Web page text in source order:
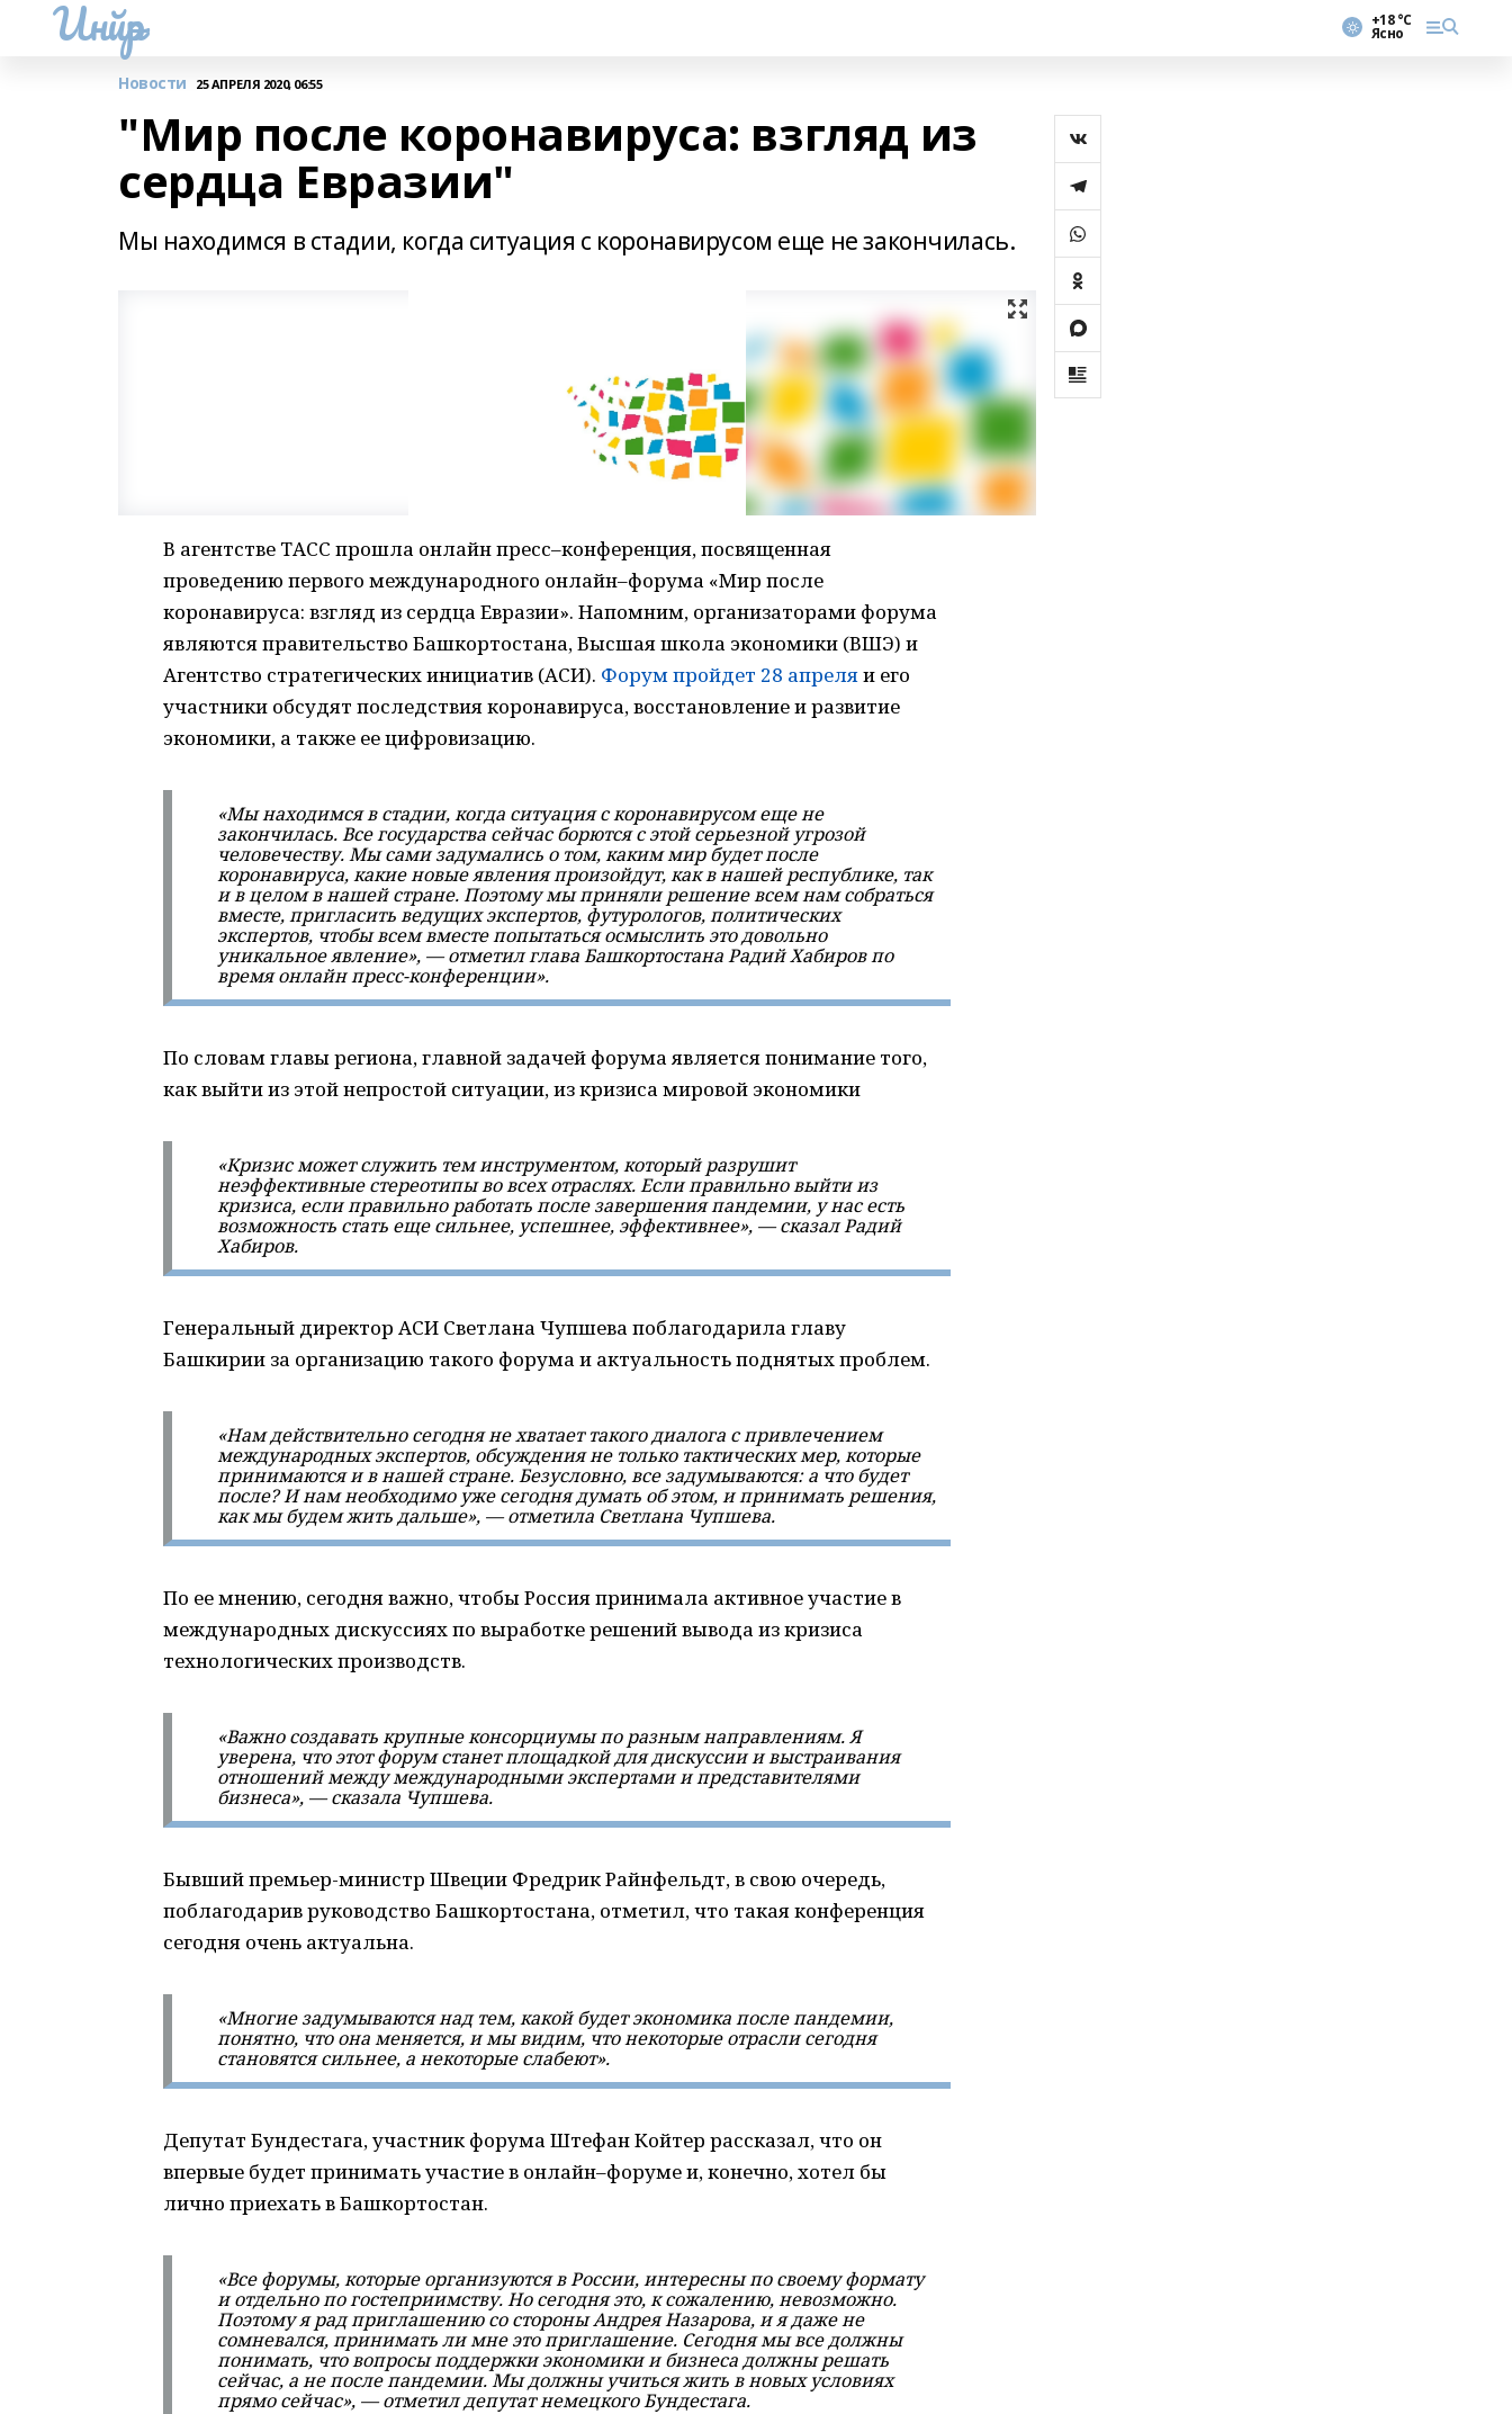
Инйәр +18 °С
Ясно
Новости 25 АПРЕЛЯ 2020, 06:55
"Мир после коронавируса: взгляд из
сердца Евразии"
Мы находимся в стадии, когда ситуация с коронавирусом еще не закончилась.
В агентстве ТАСС прошла онлайн пресс–конференция, посвященная
проведению первого международного онлайн–форума «Мир после
коронавируса: взгляд из сердца Евразии». Напомним, организаторами форума
являются правительство Башкортостана, Высшая школа экономики (ВШЭ) и
Агентство стратегических инициатив (АСИ). Форум пройдет 28 апреляи его
участники обсудят последствия коронавируса, восстановление и развитие
экономики, а также ее цифровизацию.
«Мы находимся в стадии, когда ситуация с коронавирусом еще не
закончилась. Все государства сейчас борются с этой серьезной угрозой
человечеству. Мы сами задумались о том, каким мир будет после
коронавируса, какие новые явления произойдут, как в нашей республике, так
и в целом в нашей стране. Поэтому мы приняли решение всем нам собраться
вместе, пригласить ведущих экспертов, футурологов, политических
экспертов, чтобы всем вместе попытаться осмыслить это довольно
уникальное явление», — отметил глава Башкортостана Радий Хабиров по
время онлайн пресс-конференции».
По словам главы региона, главной задачей форума является понимание того,
как выйти из этой непростой ситуации, из кризиса мировой экономики
«Кризис может служить тем инструментом, который разрушит
неэффективные стереотипы во всех отраслях. Если правильно выйти из
кризиса, если правильно работать после завершения пандемии, у нас есть
возможность стать еще сильнее, успешнее, эффективнее», — сказал Радий
Хабиров.
Генеральный директор АСИ Светлана Чупшева поблагодарила главу
Башкирии за организацию такого форума и актуальность поднятых проблем.
«Нам действительно сегодня не хватает такого диалога с привлечением
международных экспертов, обсуждения не только тактических мер, которые
принимаются и в нашей стране. Безусловно, все задумываются: а что будет
после? И нам необходимо уже сегодня думать об этом, и принимать решения,
как мы будем жить дальше», — отметила Светлана Чупшева.
По ее мнению, сегодня важно, чтобы Россия принимала активное участие в
международных дискуссиях по выработке решений вывода из кризиса
технологических производств.
«Важно создавать крупные консорциумы по разным направлениям. Я
уверена, что этот форум станет площадкой для дискуссии и выстраивания
отношений между международными экспертами и представителями
бизнеса», — сказала Чупшева.
Бывший премьер-министр Швеции Фредрик Райнфельдт, в свою очередь,
поблагодарив руководство Башкортостана, отметил, что такая конференция
сегодня очень актуальна.
«Многие задумываются над тем, какой будет экономика после пандемии,
понятно, что она меняется, и мы видим, что некоторые отрасли сегодня
становятся сильнее, а некоторые слабеют».
Депутат Бундестага, участник форума Штефан Койтер рассказал, что он
впервые будет принимать участие в онлайн–форуме и, конечно, хотел бы
лично приехать в Башкортостан.
«Все форумы, которые организуются в России, интересны по своему формату
и отдельно по гостеприимству. Но сегодня это, к сожалению, невозможно.
Поэтому я рад приглашению со стороны Андрея Назарова, и я даже не
сомневался, принимать ли мне это приглашение. Сегодня мы все должны
понимать, что вопросы поддержки экономики и бизнеса должны решать
сейчас, а не после пандемии. Мы должны учиться жить в новых условиях
прямо сейчас», — отметил депутат немецкого Бундестага.